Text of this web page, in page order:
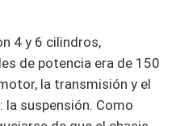
4 y 6 cilindros,
de potencia era de 150
la transmisión y el
suspensión. Como